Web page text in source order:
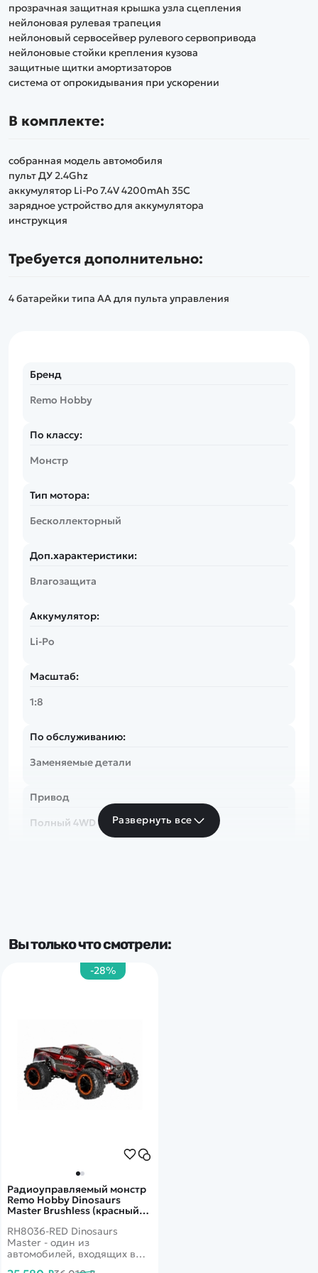
прозрачная защитная крышка узла сцепления
нейлоновая рулевая трапеция
нейлоновый сервосейвер рулевого сервопривода
нейлоновые стойки крепления кузова
защитные щитки амортизаторов
система от опрокидывания при ускорении
В комплекте:
собранная модель автомобиля
пульт ДУ 2.4Ghz
аккумулятор Li-Po 7.4V 4200mAh 35C
зарядное устройство для аккумулятора
инструкция
Требуется дополнительно:
4 батарейки типа АА для пульта управления
Бренд
Remo Hobby
По классу:
Монстр
Тип мотора:
Бесколлекторный
Доп.характеристики:
Влагозащита
Аккумулятор:
Li-Po
Масштаб:
1:8
По обслуживанию:
Заменяемые детали
Привод
Полный 4WD
2.4 Ghz
Тип комплекта
Развернуть все
Вы только что смотрели:
-28%
Радиоуправляемый монстр
Remo Hobby Dinosaurs
Master Brushless (красный)
RED
RH8036-RED Dinosaurs
Master - один из
автомобилей, входящих в